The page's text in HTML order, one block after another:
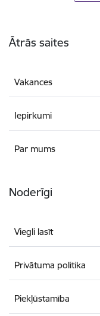
Ātrās saites
Vakances
Iepirkumi
Par mums
Noderīgi
Viegli lasīt
Privātuma politika
Piekļūstamība